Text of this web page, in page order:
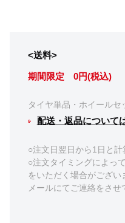
<送料>
期間限定 0円(税込)
タイヤ単品・ホイールセ
配送・返品について
○注文日翌日から1日と計
○注文タイミングによっ
をいただく場合がござい
メールにてご連絡をさせ